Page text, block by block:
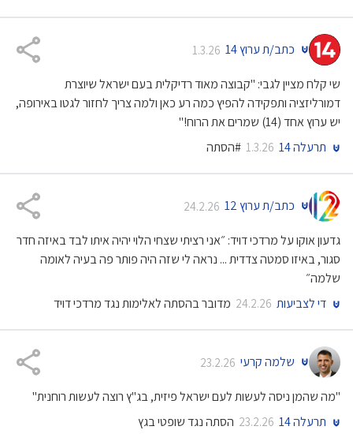
כתב/ת ערוץ 14 1.3.26
שי קלח מציין לגבי: "קבוצה מאוד רדיקלית בעם ישראל שיוצרת
דמורליזציה ותפקידה להפיץ כמה רע כאן ולמה צריך לחזור לגטו באירופה,
יש ערוץ אחד (14) שמרים את הרוח!"
תרעלה 14
1.3.26 #הסתה
כתב/ת ערוץ 12 24.2.26
גדעון אוקו על מרדכי דויד: ״אני רציתי שצחי הלוי יהיה איתו לבד באיזה חדר
סגור, באיזו סמטה צדדית ... נראה לי שזה היה פותר פה בעיה לאומה
שלמה״
די לצביעות 24.2.26 מדובר בהסתה לאלימות נגד מרדכי דויד
שלמה קרעי 23.2.26
"מה שהמן ניסה לעשות לעם ישראל פיזית, בג"ץ רוצה לעשות רוחנית"
תרעלה 14
23.2.26 הסתה נגד שופטי בגץ